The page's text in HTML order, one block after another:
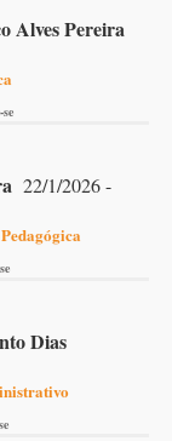
Alves Pereira
22/1/2026 -
Dias